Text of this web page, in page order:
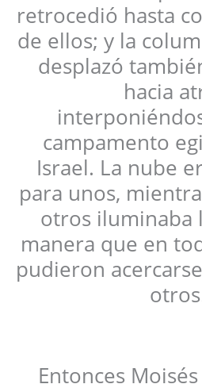
retrocedió hasta
de ellos; y la
desplazó
hacia
campamento
Israel. La nube
para unos,
otros iluminaba
manera que en
pudieron
Entonces